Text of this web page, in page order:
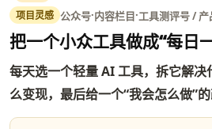
项目灵感 公众号·内容栏目·工具测评号 /
把一个小众工具做成“每日
每天选一个轻量 AI 工具，拆它解
么变现，最后给一个“我会怎么做”的